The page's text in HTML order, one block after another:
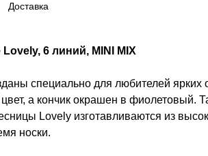
Доставка
6 линий, MINI MIX
специально для любителей ярких
а кончик окрашен в фиолетовый.
Lovely изготавливаются из
носки.